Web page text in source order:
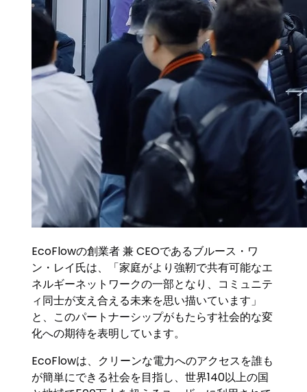
EcoFlowの創業者 兼 CEOであるブルース・ワ
ン・レイ氏は、「家庭がより強靭で共有可能なエ
ネルギーネットワークの一部となり、コミュニテ
ィ同士が支え合える未来を思い描いています」
と、このパートナーシップがもたらす社会的な変
化への期待を表明しています。
EcoFlowは、クリーンな電力へのアクセスを誰も
が簡単にできる社会を目指し、世界140以上の国